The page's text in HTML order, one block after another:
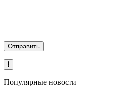
Популярные новости